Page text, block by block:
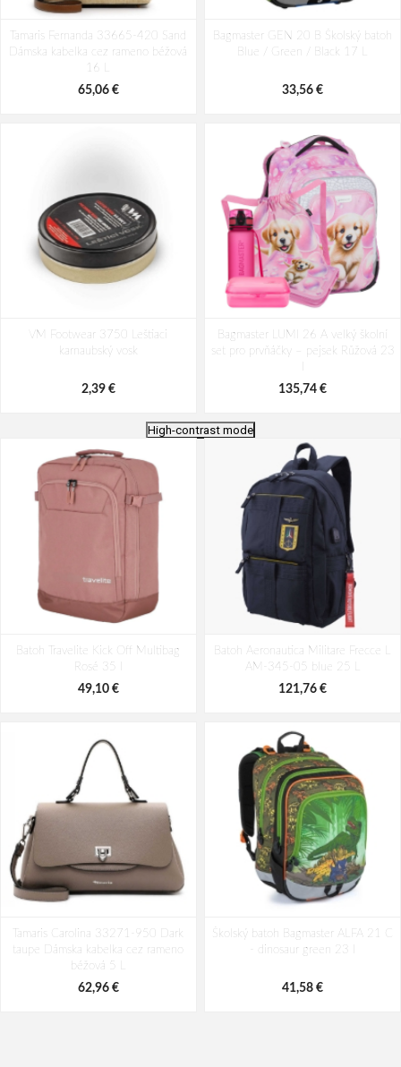
Tamaris Fernanda 33665-420 Sand
Dámska kabelka cez rameno béžová
16 L
65,06 €
Bagmaster GEN 20 B Školský batoh
Blue / Green / Black 17 L
33,56 €
VM Footwear 3750 Leštiaci
karnaubský vosk
2,39 €
Bagmaster LUMI 26 A velký školní
set pro prvňáčky – pejsek Růžová 23
135,74 €
penál - tmavomodrý modrý
6,26 €
AM-580-05 modrá 22 L
98,49 €
High-contrast mode
Batoh Travelite Kick Off Multibag
Rosé 35 l
49,10 €
Batoh Aeronautica Militare Frecce L
AM-345-05 blue 25 L
121,76 €
Tamaris Carolina 33271-950 Dark
taupe Dámska kabelka cez rameno
béžová 5 L
62,96 €
Školský batoh Bagmaster ALFA 21 C
- dinosaur green 23 l
41,58 €